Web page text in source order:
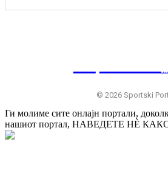
© 2026 Sportski
Ги молиме сите онлајн портали,
нашиот портал, НАВЕДЕТЕ НÈ